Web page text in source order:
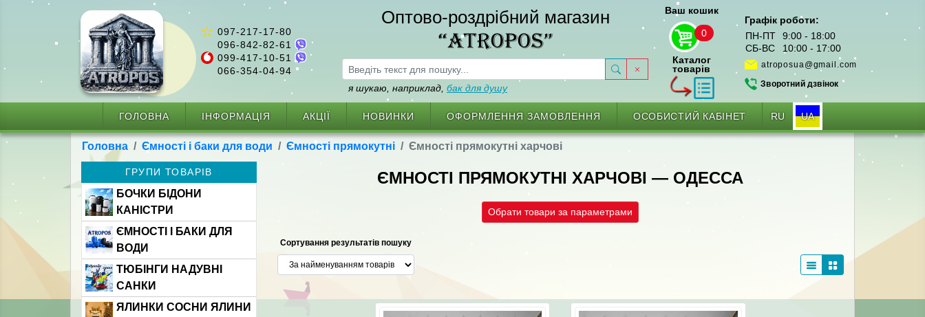
097-217-17-80
096-842-82-61
099-417-10-51
066-354-04-94
Оптово-роздрібний магазин
“ATROPOS”
я шукаю, наприклад, бак для душу
Ваш кошик
0
Каталог
товарів
Графік роботи:
ПН-ПТ
9:00 - 18:00
СБ-ВС
10:00 - 17:00
atroposua@gmail.com
Зворотний дзвінок
ГОЛОВНА ІНФОРМАЦІЯ АКЦІЇ НОВИНКИ ОФОРМЛЕННЯ ЗАМОВЛЕННЯ ОСОБИСТИЙ КАБІНЕТ RU UA
Головна Ємності і баки для води Ємності прямокутні Ємності прямокутнi харчовi
ГРУПИ ТОВАРІВ
БОЧКИ БІДОНИ
КАНІСТРИ
ЄМНОСТІ І БАКИ ДЛЯ
ВОДИ
ТЮБІНГИ НАДУВНІ
САНКИ
ЯЛИНКИ СОСНИ ЯЛИНИ
ЄМНОСТІ ПРЯМОКУТНI ХАРЧОВI — ОДЕССА
Обрати товари за параметрами
Сортування результатів пошуку